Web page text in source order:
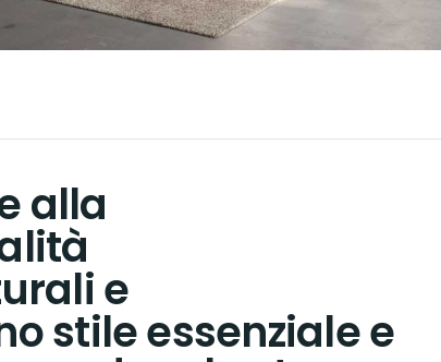
alla
e
stile essenziale e